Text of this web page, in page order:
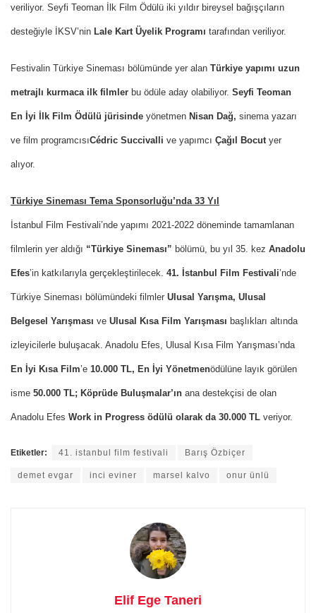
veriliyor. Seyfi Teoman İlk Film Ödülü iki yıldır bireysel bağışçıların
desteğiyle İKSV’nin Lale Kart Üyelik Programı tarafından veriliyor.
Festivalin Türkiye Sineması bölümünde yer alan Türkiye yapımı uzun
metrajlı kurmaca ilk filmler bu ödüle aday olabiliyor. Seyfi Teoman
En İyi İlk Film Ödülü jürisinde yönetmen Nisan Dağ, sinema yazarı
ve film programcısıCédric Succivalli ve yapımcı Çağıl Bocutyer
alıyor.
Türkiye Sineması Tema Sponsorluğu’nda 33 Yıl
İstanbul Film Festivali’nde yapımı 2021-2022 döneminde tamamlanan
filmlerin yer aldığı “Türkiye Sineması” bölümü, bu yıl 35. kez Anadolu
Efes’in katkılarıyla gerçekleştirilecek. 41. İstanbul Film Festivali’nde
Türkiye Sineması bölümündeki filmler Ulusal Yarışma, Ulusal
Belgesel Yarışması ve Ulusal Kısa Film Yarışması başlıkları altında
izleyicilerle buluşacak. Anadolu Efes, Ulusal Kısa Film Yarışması’nda
En İyi Kısa Film’e 10.000 TL, En İyi Yönetmenödülüne layık görülen
isme 50.000 TL; Köprüde Buluşmalar’ın ana destekçisi de olan
Anadolu Efes Work in Progress ödülü olarak da 30.000 TL veriyor.
Etiketler: 41. istanbul film festivali Barış Özbiçer
demet evgar inci eviner marsel kalvo onur ünlü
Elif Ege Taneri